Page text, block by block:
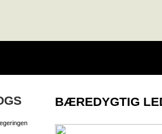
BÆREDYGTIG